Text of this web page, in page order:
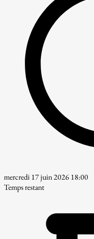
mercredi 17 juin 2026 18:00
Temps restant